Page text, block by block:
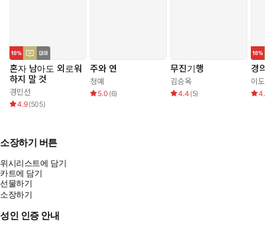
혼자 남아도 외로워
하지 말 것
경민선
4.9(505)
주와 연
청예
5.0 (6)
무진기행
김승옥
4.4 (5)
경
이
소장하기 버튼
위시리스트에 담기
카트에 담기
선물하기
소장하기
성인 인증 안내